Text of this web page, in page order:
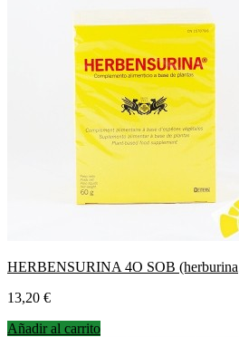
HERBENSURINA 4O SOB (herburina
Precio
13,20 €
Añadir al carrito